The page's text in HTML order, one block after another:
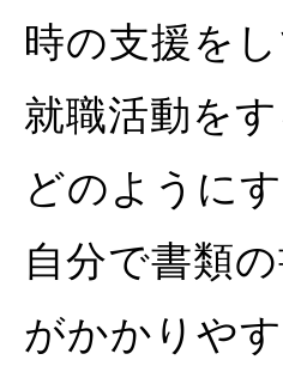
時の支援を
就職活動を
どのように
自分で書類
がかかりや